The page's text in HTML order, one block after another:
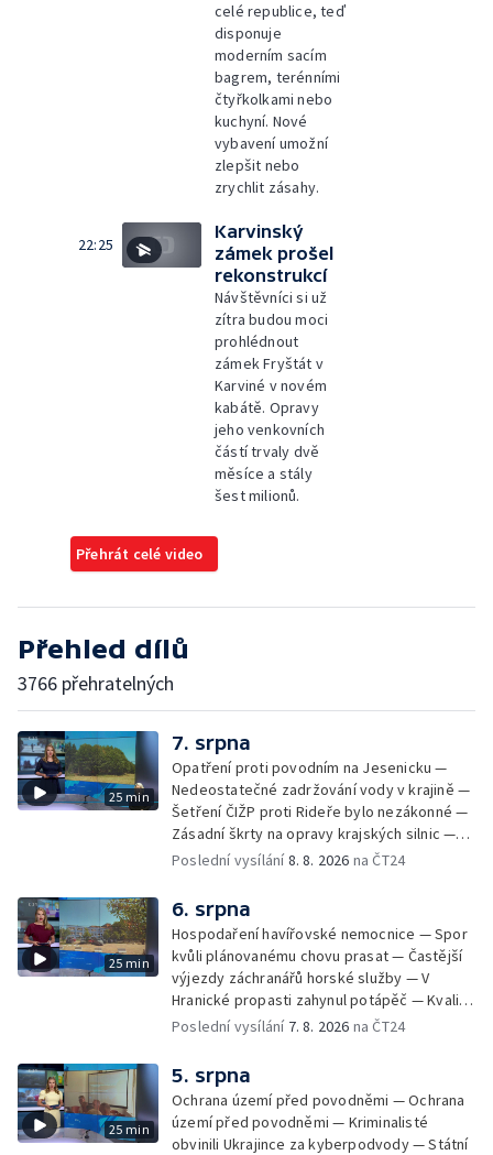
celé republice, teď
disponuje
moderním sacím
bagrem, terénními
čtyřkolkami nebo
kuchyní. Nové
vybavení umožní
zlepšit nebo
zrychlit zásahy.
22:25
Karvinský
zámek prošel
rekonstrukcí
Návštěvníci si už
zítra budou moci
prohlédnout
zámek Fryštát v
Karviné v novém
kabátě. Opravy
jeho venkovních
částí trvaly dvě
měsíce a stály
šest milionů.
Přehrát celé video
Přehled dílů
3766 přehratelných
25 min
7. srpna
Opatření proti povodním na Jesenicku —
Nedeostatečné zadržování vody v krajině —
Šetření ČIŽP proti Rideře bylo nezákonné —
Zásadní škrty na opravy krajských silnic —
Zásadní škrty na opravy krajských silnic —
covidem — Úhyny ryb kvůli vysokým
teplotám — Problémy se zásobování vodou
v MS kraji nehrozí — testováním na
západonilskou horečku — Den židovských
památek
Poslední vysílání8. 8. 2026 na ČT24
25 min
6. srpna
Hospodaření havířovské nemocnice — Spor
kvůli plánovanému chovu prasat — Častější
výjezdy záchranářů horské služby — V
Hranické propasti zahynul potápěč — Kvalita
vody ke koupání — Zavlažování zeleniny v
Kempování v horkém počasí — Výběr ze
sociálních sítí Události Ostrava — Zkoumání
horka na zastávkách MHD — Promítání filmu
Odyssea z 35 mm pásu
Poslední vysílání 7. 8. 2026 na ČT24
25 min
5. srpna
Ochrana území před povodněmi — Ochrana
území před povodněmi — Kriminalisté
obvinili Ukrajince za kyberpodvody — Státní